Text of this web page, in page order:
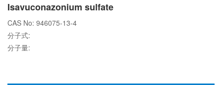
Isavuconazonium sulfate
CAS No: 946075-13-4
分子式:
分子量: